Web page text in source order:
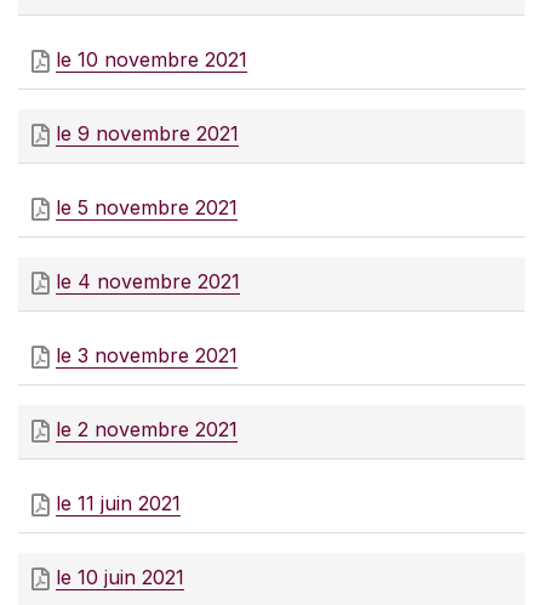
le 10 novembre 2021
le 9 novembre 2021
le 5 novembre 2021
le 4 novembre 2021
le 3 novembre 2021
le 2 novembre 2021
le 11 juin 2021
le 10 juin 2021